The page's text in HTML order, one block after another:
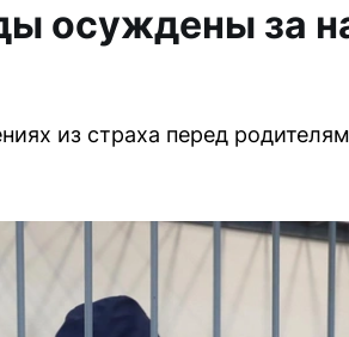
осуждены за
из страха перед